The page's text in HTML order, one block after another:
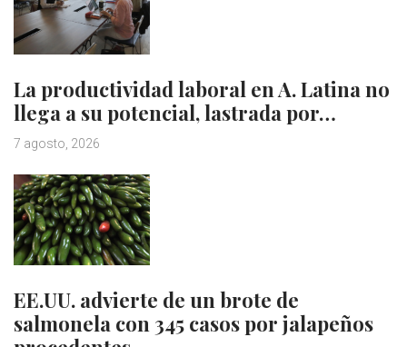
La productividad laboral en A. Latina no
llega a su potencial, lastrada por…
7 agosto, 2026
EE.UU. advierte de un brote de
salmonela con 345 casos por jalapeños